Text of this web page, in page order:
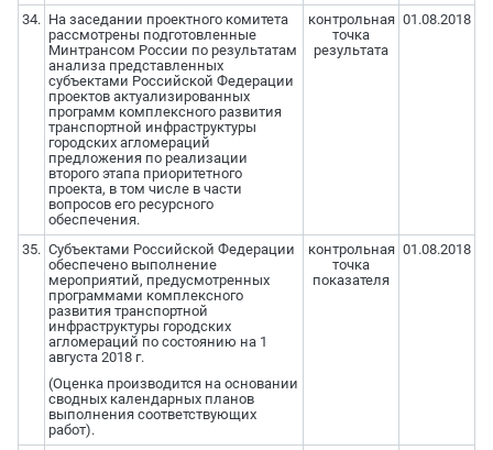
34. На заседании проектного комитета
рассмотрены подготовленные
Минтрансом России по результатам
анализа представленных
субъектами Российской Федерации
проектов актуализированных
программ комплексного развития
транспортной инфраструктуры
городских агломераций
предложения по реализации
второго этапа приоритетного
проекта, в том числе в части
вопросов его ресурсного
обеспечения.
контрольная
точка
результата
01.08.2018
35. Субъектами Российской Федерации
обеспечено выполнение
мероприятий, предусмотренных
программами комплексного
развития транспортной
инфраструктуры городских
агломераций по состоянию на 1
августа 2018 г.
(Оценка производится на основании
сводных календарных планов
выполнения соответствующих
работ).
контрольная
точка
показателя
01.08.2018